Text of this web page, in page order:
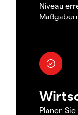
Niveau
Planen